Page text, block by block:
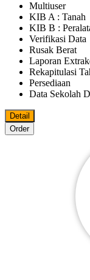
Multiuser
KIB A : Tanah
KIB B :
Verifikasi Data
Rusak Berat
Laporan
Rekapitulasi
Persediaan
Data Sekolah
Detail
Order